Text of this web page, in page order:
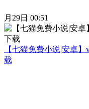
月29日 00:51
【七猫免费小说|安卓
载